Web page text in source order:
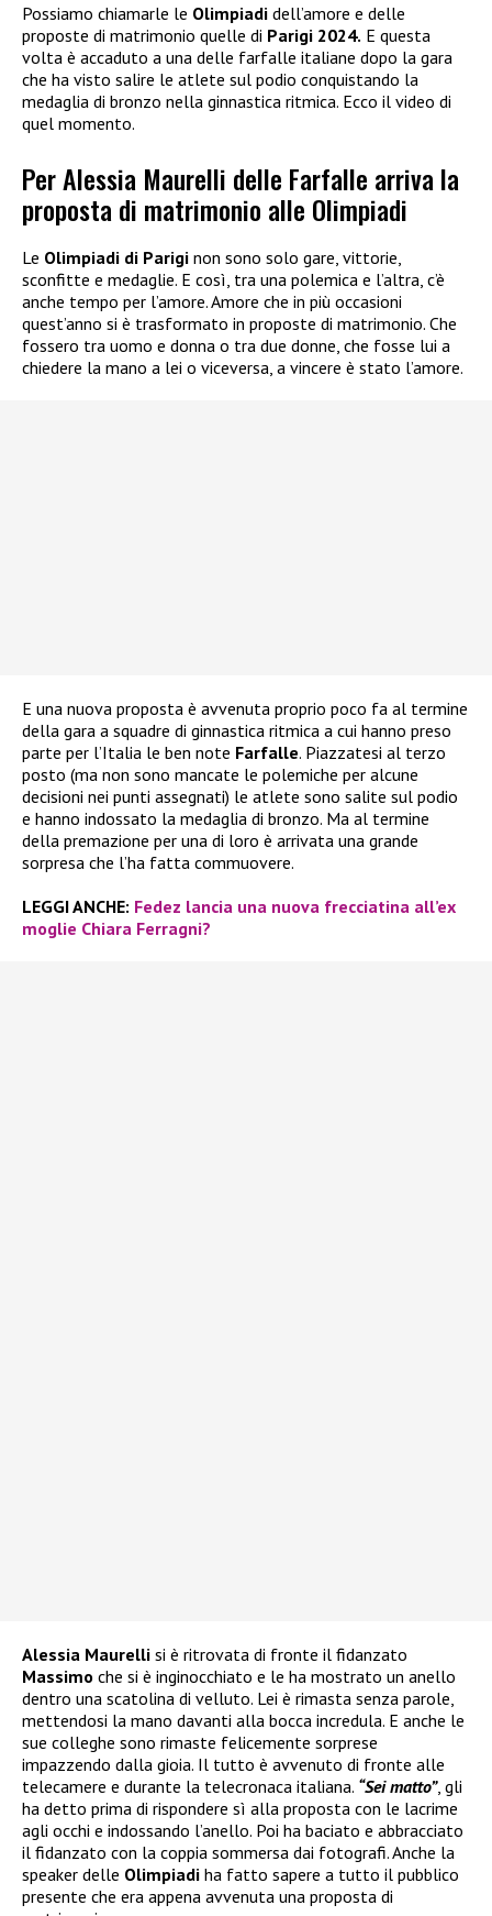
Possiamo chiamarle le Olimpiadi dell’amore e delle
proposte di matrimonio quelle di Parigi 2024. E questa
volta è accaduto a una delle farfalle italiane dopo la gara
che ha visto salire le atlete sul podio conquistando la
medaglia di bronzo nella ginnastica ritmica. Ecco il video di
quel momento.
Per Alessia Maurelli delle Farfalle arriva la
proposta di matrimonio alle Olimpiadi
Le Olimpiadi di Parigi non sono solo gare, vittorie,
sconfitte e medaglie. E così, tra una polemica e l’altra, c’è
anche tempo per l’amore. Amore che in più occasioni
quest’anno si è trasformato in proposte di matrimonio. Che
fossero tra uomo e donna o tra due donne, che fosse lui a
chiedere la mano a lei o viceversa, a vincere è stato l’amore.
E una nuova proposta è avvenuta proprio poco fa al termine
della gara a squadre di ginnastica ritmica a cui hanno preso
parte per l’Italia le ben note Farfalle. Piazzatesi al terzo
posto (ma non sono mancate le polemiche per alcune
decisioni nei punti assegnati) le atlete sono salite sul podio
e hanno indossato la medaglia di bronzo. Ma al termine
della premazione per una di loro è arrivata una grande
sorpresa che l’ha fatta commuovere.
LEGGI ANCHE: Fedez lancia una nuova frecciatina all’ex
moglie Chiara Ferragni?
Alessia Maurelli si è ritrovata di fronte il fidanzato
Massimo che si è inginocchiato e le ha mostrato un anello
dentro una scatolina di velluto. Lei è rimasta senza parole,
mettendosi la mano davanti alla bocca incredula. E anche le
sue colleghe sono rimaste felicemente sorprese
impazzendo dalla gioia. Il tutto è avvenuto di fronte alle
telecamere e durante la telecronaca italiana. “Sei matto”, gli
ha detto prima di rispondere sì alla proposta con le lacrime
agli occhi e indossando l’anello. Poi ha baciato e abbracciato
il fidanzato con la coppia sommersa dai fotografi. Anche la
speaker delle Olimpiadi ha fatto sapere a tutto il pubblico
presente che era appena avvenuta una proposta di